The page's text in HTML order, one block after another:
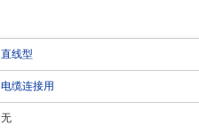
直线型
电缆连接用
无